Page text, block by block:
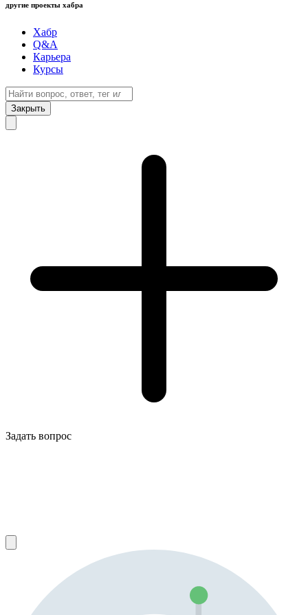
другие проекты хабра
Хабр
Q&A
Карьера
Курсы
Закрыть
Задать вопрос